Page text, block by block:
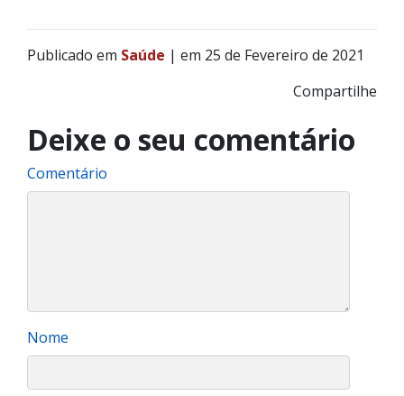
Publicado em Saúde | em 25 de Fevereiro de 2021
Compartilhe
Deixe o seu comentário
Comentário
Nome